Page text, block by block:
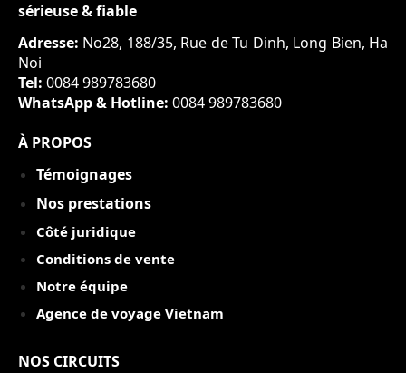
sérieuse & fiable
Adresse: No28, 188/35, Rue de Tu Dinh, Long Bien, Ha
Noi
Tel: 0084 989783680
WhatsApp & Hotline: 0084 989783680
À PROPOS
Témoignages
Nos prestations
Côté juridique
Conditions de vente
Notre équipe
Agence de voyage Vietnam
NOS CIRCUITS